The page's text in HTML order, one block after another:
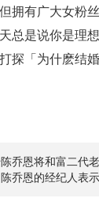
有广大女粉丝
总是说你是理
探「为什麽结
乔恩将和富二代老
乔恩的经纪人表